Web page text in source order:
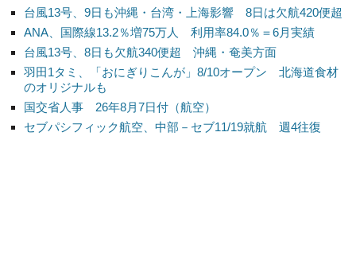
台風13号、9日も沖縄・台湾・上海影響 8日は欠航420便超
ANA、国際線13.2％増75万人 利用率84.0％＝6月実績
台風13号、8日も欠航340便超 沖縄・奄美方面
羽田1タミ、「おにぎりこんが」8/10オープン 北海道食材
のオリジナルも
国交省人事 26年8月7日付（航空）
セブパシフィック航空、中部－セブ11/19就航 週4往復